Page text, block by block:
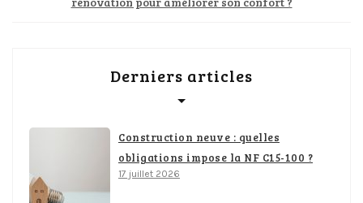
Derniers articles
Construction neuve : quelles
obligations impose la NF C15-100 ?
17 juillet 2026